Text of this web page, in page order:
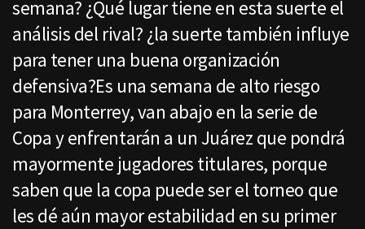
semana? ¿Qué lugar tiene en esta suerte el
análisis del rival? ¿la suerte también influye
para tener una buena organización
defensiva?Es una semana de alto riesgo
para Monterrey, van abajo en la serie de
Copa y enfrentarán a un Juárez que pondrá
mayormente jugadores titulares, porque
saben que la copa puede ser el torneo que
les dé aún mayor estabilidad en su primer